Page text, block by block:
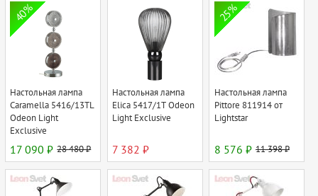
40%
Настольная лампа
Caramella 5416/13TL
Odeon Light
Exclusive
17 090 ₽ 28 480 ₽
Настольная лампа
Elica 5417/1T Odeon
Light Exclusive
7 382 ₽
25%
Настольная лампа
Pittore 811914 от
Lightstar
8 576 ₽ 11 398 ₽